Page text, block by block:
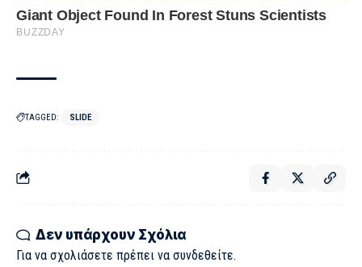
TAGGED: SLIDE
Δεν υπάρχουν Σχόλια
Για να σχολιάσετε πρέπει να συνδεθείτε.